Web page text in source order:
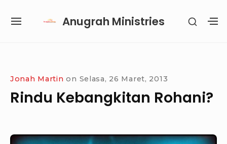
Anugrah Ministries
SITE
SHOW
Jonah Martin on Selasa, 26 Maret, 2013
Rindu Kebangkitan Rohani?